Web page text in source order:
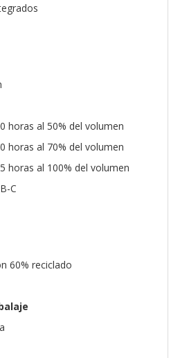
horas al 50% del volumen
horas al 70% del volumen
horas al 100% del volumen
C
60% reciclado